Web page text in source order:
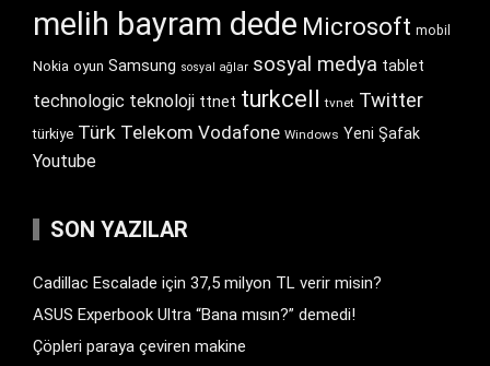
melih bayram dede Microsoft mobil
Nokia oyun Samsung sosyal ağlar sosyal medya tablet
technologic teknoloji ttnet turkcell tvnet Twitter
türkiye Türk Telekom Vodafone Windows Yeni Şafak
Youtube
SON YAZILAR
Cadillac Escalade için 37,5 milyon TL verir misin?
ASUS Experbook Ultra “Bana mısın?” demedi!
Çöpleri paraya çeviren makine